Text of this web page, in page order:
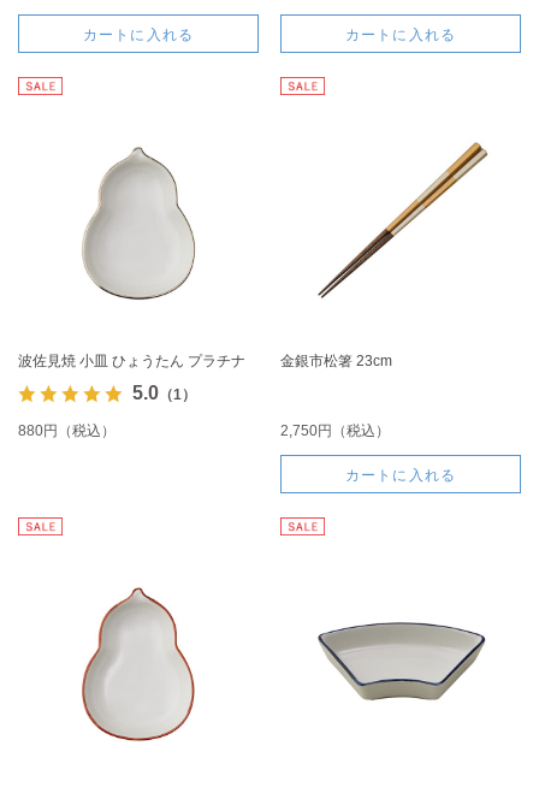
カートに入れる カートに入れる
波佐見焼 小皿 ひょうたん プラチナ
5.0（1）
880円（税込）
金銀市松箸 23cm
2,750円（税込）
カートに入れる